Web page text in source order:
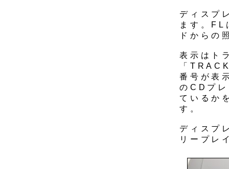
ディスプ
ます。FL
ドからの
表示はト
「
番号が表
のCDプ
ているか
す。
ディスプ
リープレ